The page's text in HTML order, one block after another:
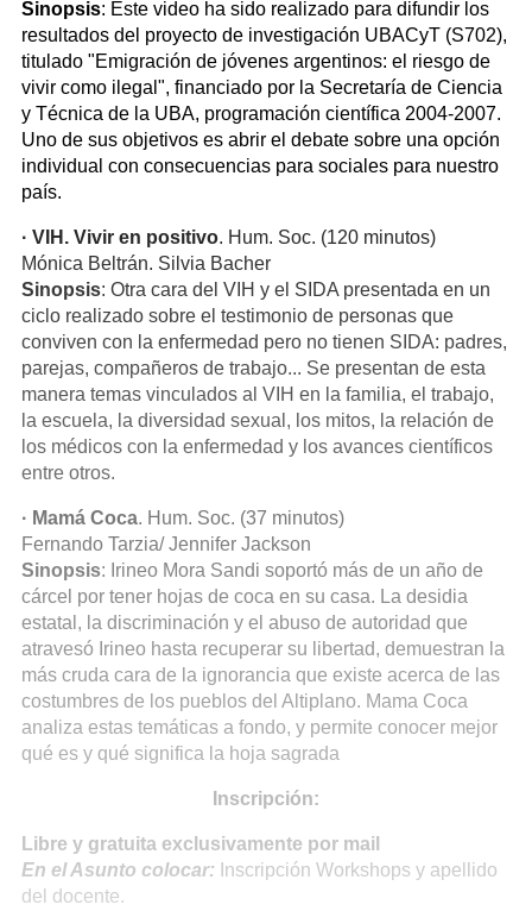
Sinopsis: Este video ha sido realizado para difundir los
resultados del proyecto de investigación UBACyT (S702),
titulado "Emigración de jóvenes argentinos: el riesgo de
vivir como ilegal", financiado por la Secretaría de Ciencia
y Técnica de la UBA, programación científica 2004-2007.
Uno de sus objetivos es abrir el debate sobre una opción
individual con consecuencias para sociales para nuestro
país.
· VIH. Vivir en positivo. Hum. Soc. (120 minutos)
Mónica Beltrán. Silvia Bacher
Sinopsis: Otra cara del VIH y el SIDA presentada en un
ciclo realizado sobre el testimonio de personas que
conviven con la enfermedad pero no tienen SIDA: padres,
parejas, compañeros de trabajo... Se presentan de esta
manera temas vinculados al VIH en la familia, el trabajo,
la escuela, la diversidad sexual, los mitos, la relación de
los médicos con la enfermedad y los avances científicos
entre otros.
· Mamá Coca. Hum. Soc. (37 minutos)
Fernando Tarzia/ Jennifer Jackson
Sinopsis: Irineo Mora Sandi soportó más de un año de
cárcel por tener hojas de coca en su casa. La desidia
estatal, la discriminación y el abuso de autoridad que
atravesó Irineo hasta recuperar su libertad, demuestran la
más cruda cara de la ignorancia que existe acerca de las
costumbres de los pueblos del Altiplano. Mama Coca
analiza estas temáticas a fondo, y permite conocer mejor
qué es y qué significa la hoja sagrada
Inscripción:
Libre y gratuita exclusivamente por mail
En el Asunto colocar: Inscripción Workshops y apellido
del docente.